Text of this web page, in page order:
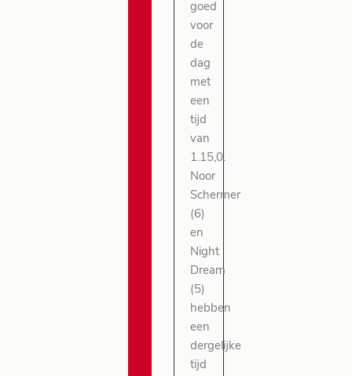
goed
voor
de
dag
met
een
tijd
van
1.15,0.
Noor
Schermer
(6)
en
Night
Dream
(5)
hebben
een
dergelijke
tijd